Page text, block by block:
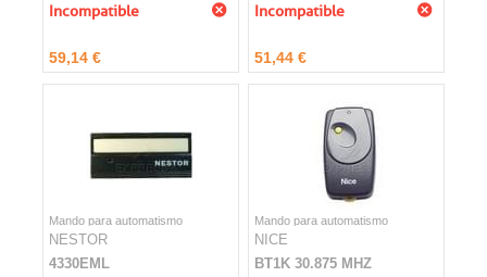
Incompatible
59,14 €
Incompatible
51,44 €
Mando para automatismo
NESTOR
4330EML
Mando para automatismo
NICE
BT1K 30.875 MHZ